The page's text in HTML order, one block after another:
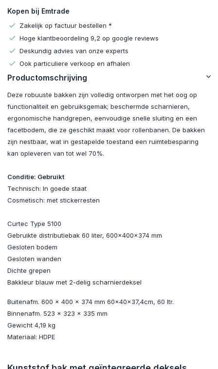
Kopen bij Emtrade
Zakelijk op factuur bestellen *
Hoge klantbeoordeling 9,2 op google reviews
Deskundig advies van onze experts
Ook particuliere verkoop en afhalen
Productomschrijving
Deze robuuste bakken zijn volledig ontworpen met het oog op
functionaliteit en gebruiksgemak; beschermde scharnieren,
ergonomische handgrepen, eenvoudige snelle sluiting en een
facetbodem, die ze geschikt maakt voor rollenbanen. De bakken
zijn nestbaar, wat in gestapelde toestand een ruimtebesparing
kan opleveren van tot wel 70%.
Conditie: Gebruikt
Technisch: In goede staat
Cosmetisch: met stickerresten
Curtec Type 5100
Gebruikte distributiebak 60 liter, 600x400x374 mm
Gesloten bodem
Gesloten wanden
Dichte grepen
Bakkleur blauw met 2-delig scharnierdeksel
Buitenafm. 600 x 400 x 374 mm 60x40x37,4cm, 60 ltr.
Binnenafm. 523 x 323 x 335 mm
Gewicht 4,19 kg
Materiaal: HDPE